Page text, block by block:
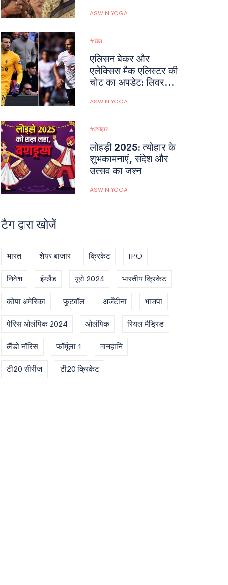
ASWIN YOGA
खेल
एलिसन बेकर और
एलेक्सिस मैक एलिस्टर की
चोट का अपडेट: लिवरपूल
संकट
ASWIN YOGA
त्योहार
लोहड़ी 2025: त्योहार के
शुभकामनाएं, संदेश और
उत्सव का जश्न
ASWIN YOGA
टैग द्वारा खोजें
भारत शेयर बाजार क्रिकेट IPO
निवेश इंग्लैंड यूरो 2024 भारतीय क्रिकेट
कोपा अमेरिका फुटबॉल अर्जेंटीना भाजपा
पेरिस ओलंपिक 2024 ओलंपिक रियल मैड्रिड
लैंडो नॉरिस फॉर्मूला 1 मानहानि
टी20 सीरीज टी20 क्रिकेट